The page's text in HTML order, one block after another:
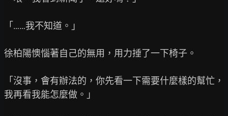
「……我不知道。」
徐柏陽懊惱著自己的無用，用力捶了一下椅子。
「沒事，會有辦法的，你先看一下需要什麼樣的幫忙，
我再看我能怎麼做。」